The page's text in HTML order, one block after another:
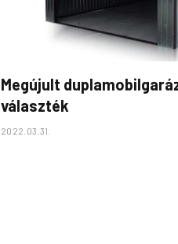
Megújult
választék
2022.03.31.